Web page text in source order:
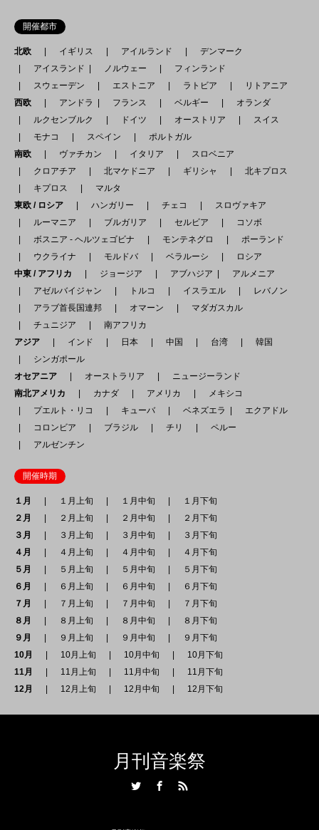
開催都市
北欧 イギリス アイルランド
デンマーク
アイスランド
ノルウェー
フィンランド
スウェーデン
エストニア ラトビア
リトアニア
西欧
アンドラ フランス ベルギー
オランダ
ルクセンブルク
ドイツ オーストリア
スイス
モナコ
スペイン
ポルトガル
南欧
ヴァチカン イタリア
スロベニア
クロアチア
北マケドニア ギリシャ
北キプロス
キプロス
マルタ
東欧 / ロシア
ハンガリー チェコ
スロヴァキア
ルーマニア
ブルガリア セルビア
コソボ
ボスニア - ヘルツェゴビナ
モンテネグロ
ポーランド
ウクライナ
モルドバ ベラルーシ
ロシア
中東 / アフリカ
ジョージア アブハジア
アルメニア
アゼルバイジャン
トルコ イスラエル
レバノン
アラブ首長国連邦
オマーン
マダガスカル
チュニジア
南アフリカ
アジア
インド 日本 中国 台湾
韓国
シンガポール
オセアニア
オーストラリア
ニュージーランド
南北アメリカ
カナダ アメリカ
メキシコ
プエルト・リコ
キューバ ベネズエラ
エクアドル
コロンビア
ブラジル チリ
ペルー
アルゼンチン
開催時期
１月 １月上旬 １月中旬
１月下旬
２月
２月上旬 ２月中旬
２月下旬
３月
３月上旬 ３月中旬
３月下旬
４月
４月上旬 ４月中旬
４月下旬
５月
５月上旬 ５月中旬
５月下旬
６月
６月上旬 ６月中旬
６月下旬
７月
７月上旬 ７月中旬
７月下旬
８月
８月上旬 ８月中旬
８月下旬
９月
９月上旬 ９月中旬
９月下旬
10月
10月上旬 10月中旬
10月下旬
11月
11月上旬 11月中旬
11月下旬
12月
12月上旬 12月中旬 12月下旬
月刊音楽祭